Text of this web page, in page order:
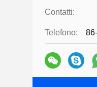
Contatti:
Telefono: